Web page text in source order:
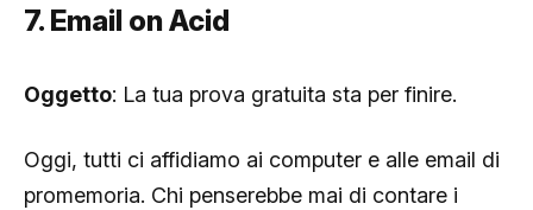
7. Email on Acid
Oggetto: La tua prova gratuita sta per finire.
Oggi, tutti ci affidiamo ai computer e alle email di
promemoria. Chi penserebbe mai di contare i